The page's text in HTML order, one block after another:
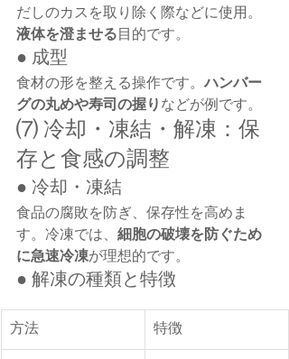
だしのカスを取り除く際などに使用。
液体を澄ませる 目的です。
● 成型
食材の形を整える操作です。ハンバー
グの丸めや寿司の握り などが例です。
⑺ 冷却・凍結・解凍：保
存と食感の調整
● 冷却・凍結
食品の腐敗を防ぎ、保存性を高めま
す。冷凍では、 細胞の破壊を防ぐため
に急速冷凍が理想的です。
● 解凍の種類と特徴
方法 特徴